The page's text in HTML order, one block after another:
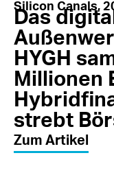
Silicon Canals,
Das
HYGH
Millionen
strebt
Zum Artikel